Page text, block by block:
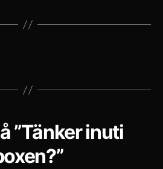
”Tänker inuti